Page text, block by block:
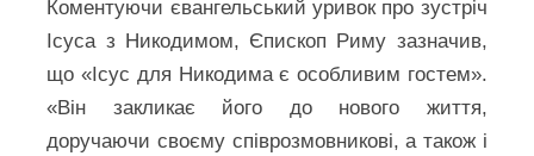
Коментуючи євангельський уривок про зустріч
Ісуса з Никодимом, Єпископ Риму зазначив,
що «Ісус для Никодима є особливим гостем».
«Він закликає його до нового життя,
доручаючи своєму співрозмовникові, а також і